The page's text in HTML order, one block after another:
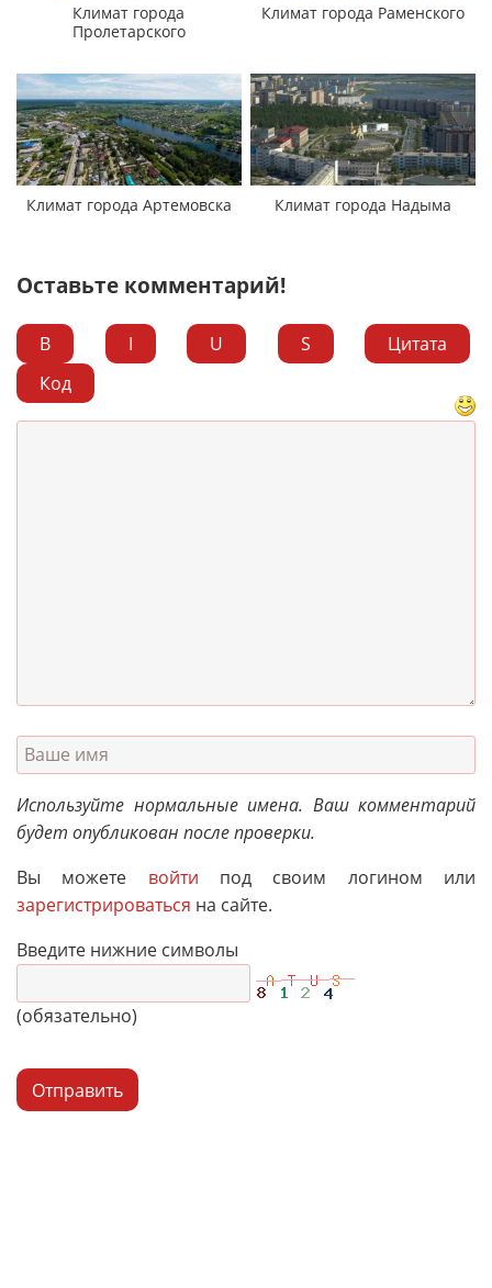
Климат города
Пролетарского
Климат города Раменского
Климат города Артемовска Климат города Надыма
Оставьте комментарий!
B I U S
Цитата
Код
Используйте нормальные имена. Ваш комментарий
будет опубликован после проверки.
Вы можете войти под своим логином или
зарегистрироваться на сайте.
Введите нижние символы
(обязательно)
Отправить